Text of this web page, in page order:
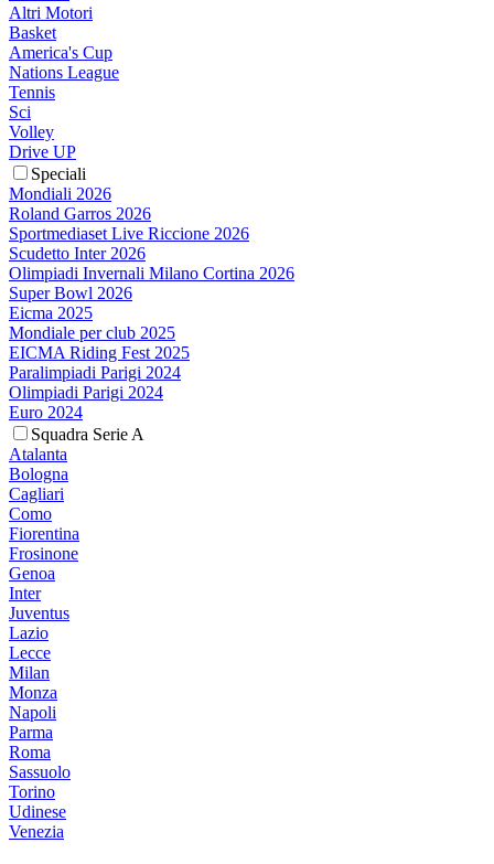
Altri Motori
Basket
America's Cup
Nations League
Tennis
Sci
Volley
Drive UP
Speciali
Mondiali 2026
Roland Garros 2026
Sportmediaset Live Riccione 2026
Scudetto Inter 2026
Olimpiadi Invernali Milano Cortina 2026
Super Bowl 2026
Eicma 2025
Mondiale per club 2025
EICMA Riding Fest 2025
Paralimpiadi Parigi 2024
Olimpiadi Parigi 2024
Euro 2024
Squadra Serie A
Atalanta
Bologna
Cagliari
Como
Fiorentina
Frosinone
Genoa
Inter
Juventus
Lazio
Lecce
Milan
Monza
Napoli
Parma
Roma
Sassuolo
Torino
Udinese
Venezia